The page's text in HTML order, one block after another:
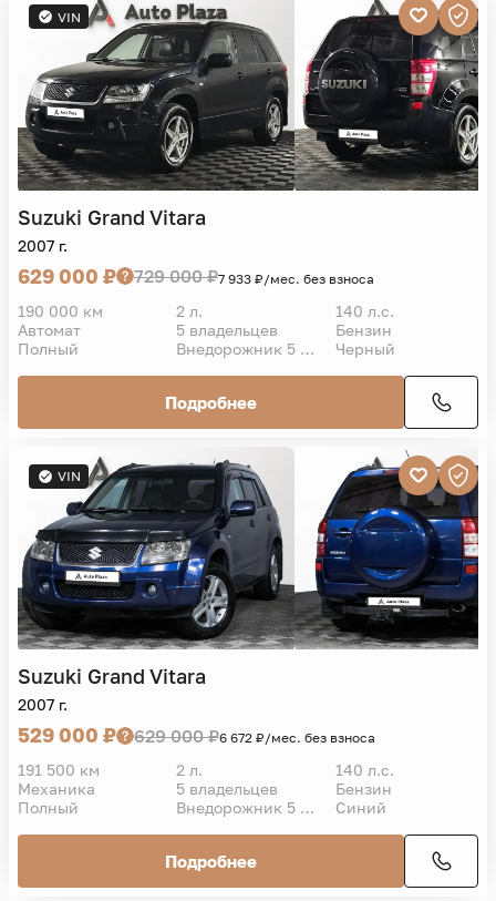
VIN
Suzuki Grand Vitara
2007 г.
629 000 ₽ 729 000 ₽7 933 ₽/мес. без взноса
190 000 км 2 л.
140 л.с.
Автомат
5 владельцев
Бензин
Полный
Внедорожник 5 дв. Черный
Подробнее
VIN
Suzuki Grand Vitara
2007 г.
529 000 ₽ 629 000 ₽6 672 ₽/мес. без взноса
191 500 км 2 л.
140 л.с.
Механика
5 владельцев
Бензин
Полный
Внедорожник 5 дв. Синий
Подробнее